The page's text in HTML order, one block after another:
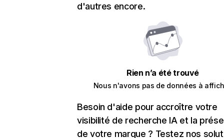
d'autres encore.
Rien n’a été trouvé
Nous n'avons pas de données à
Besoin d'aide pour accroître votre
visibilité de recherche IA et la
de votre marque ? Testez nos